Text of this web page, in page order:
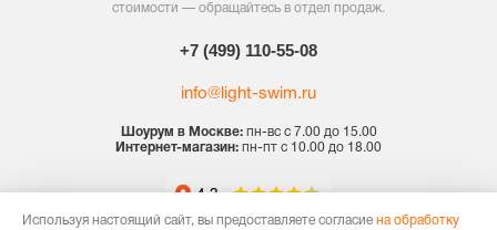
стоимости — обращайтесь в отдел продаж.
+7 (499) 110-55-08
info@light-swim.ru
Шоурум в Москве:пн-вс с 7.00 до 15.00
Интернет-магазин: пн-пт с 10.00 до 18.00
Используя настоящий сайт, вы предоставляете согласие на обработку